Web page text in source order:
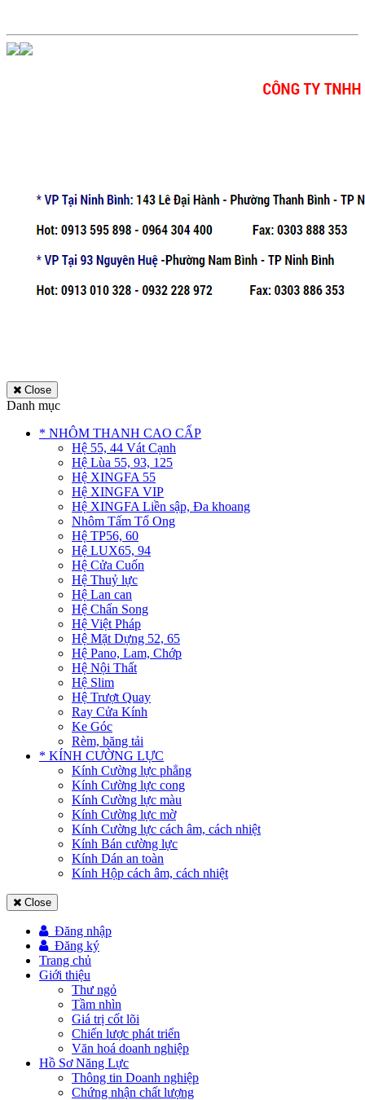
Close
Danh mục
* NHÔM THANH CAO CẤP
Hệ 55, 44 Vát Cạnh
Hệ Lùa 55, 93, 125
Hệ XINGFA 55
Hệ XINGFA VIP
Hệ XINGFA Liền sập, Đa khoang
Nhôm Tấm Tổ Ong
Hệ TP56, 60
Hệ LUX65, 94
Hệ Cửa Cuốn
Hệ Thuỷ lực
Hệ Lan can
Hệ Chấn Song
Hệ Việt Pháp
Hệ Mặt Dựng 52, 65
Hệ Pano, Lam, Chớp
Hệ Nội Thất
Hệ Slim
Hệ Trượt Quay
Ray Cửa Kính
Ke Góc
Rèm, băng tải
* KÍNH CƯỜNG LỰC
Kính Cường lực phẳng
Kính Cường lực cong
Kính Cường lực màu
Kính Cường lực mờ
Kính Cường lực cách âm, cách nhiệt
Kính Bán cường lực
Kính Dán an toàn
Kính Hộp cách âm, cách nhiệt
Close
Đăng nhập
Đăng ký
Trang chủ
Giới thiệu
Thư ngỏ
Tầm nhìn
Giá trị cốt lõi
Chiến lược phát triển
Văn hoá doanh nghiệp
Hồ Sơ Năng Lực
Thông tin Doanh nghiệp
Chứng nhận chất lượng